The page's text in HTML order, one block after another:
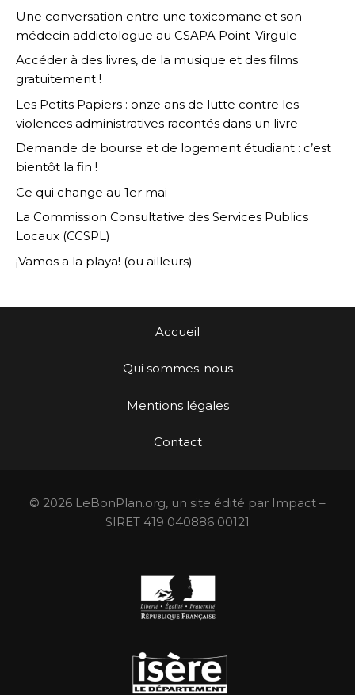
Une conversation entre une toxicomane et son
médecin addictologue au CSAPA Point-Virgule
Accéder à des livres, de la musique et des films
gratuitement !
Les Petits Papiers : onze ans de lutte contre les
violences administratives racontés dans un livre
Demande de bourse et de logement étudiant : c’est
bientôt la fin !
Ce qui change au 1er mai
La Commission Consultative des Services Publics
Locaux (CCSPL)
¡Vamos a la playa! (ou ailleurs)
Accueil
Qui sommes-nous
Mentions légales
Contact
© 2026 LeBonPlan.org, un site édité par Impact –
SIRET 419 040886 00121